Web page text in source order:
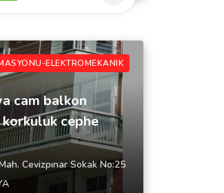
ELEKTROMEKANIK
cam balkon
cephe
Cevizpınar Sokak No:25